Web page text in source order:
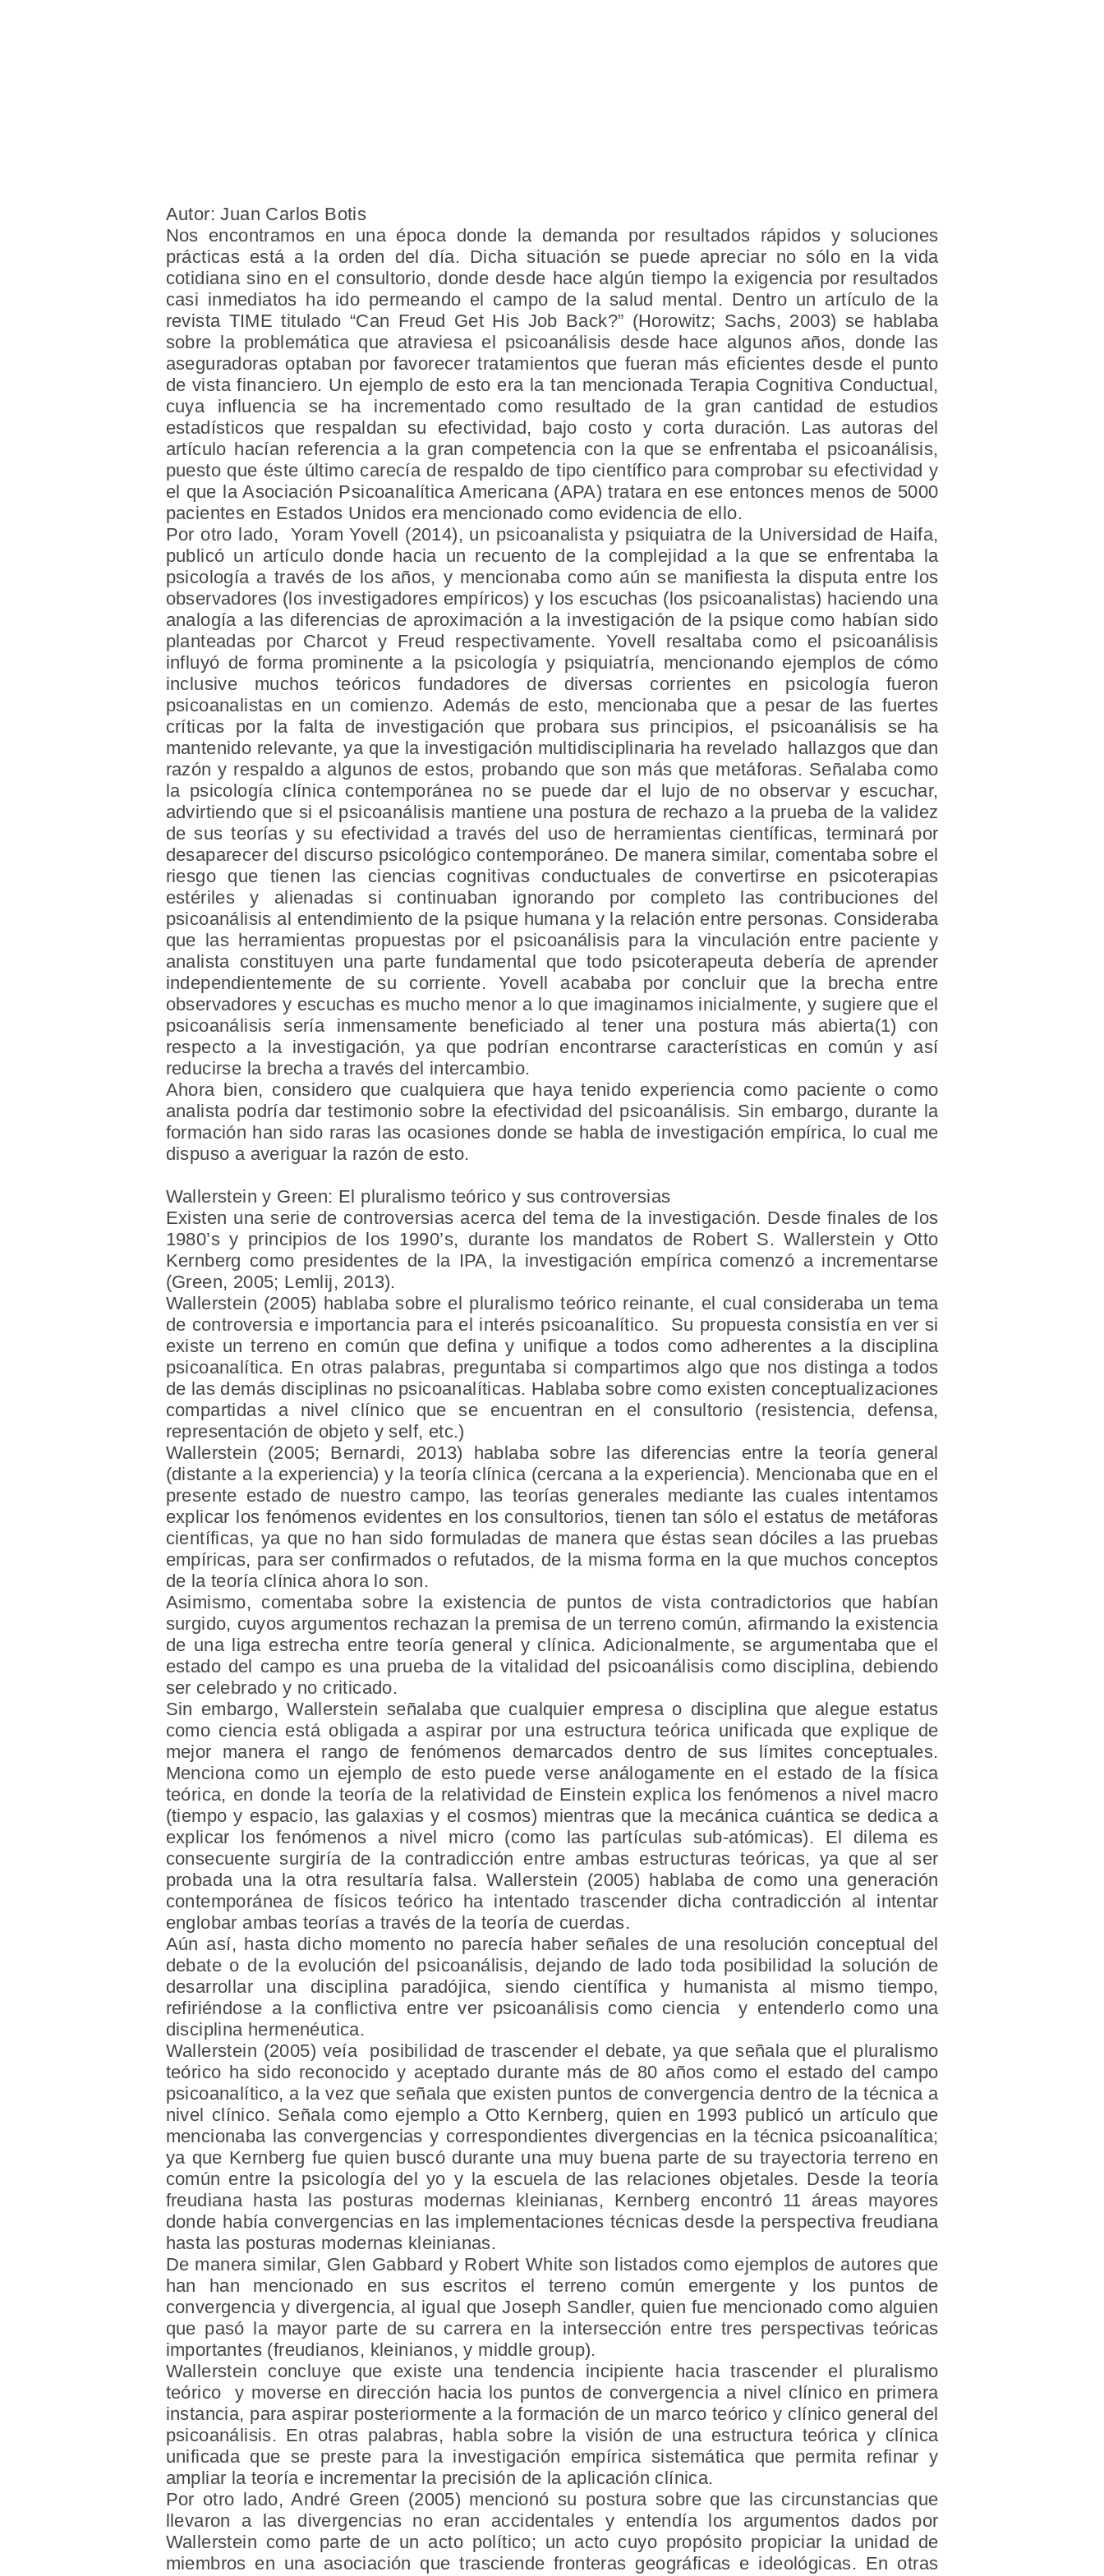
Autor: Juan Carlos Botis
Nos encontramos en una época donde la demanda por resultados rápidos y soluciones
prácticas está a la orden del día. Dicha situación se puede apreciar no sólo en la vida
cotidiana sino en el consultorio, donde desde hace algún tiempo la exigencia por resultados
casi inmediatos ha ido permeando el campo de la salud mental. Dentro un artículo de la
revista TIME titulado “Can Freud Get His Job Back?” (Horowitz; Sachs, 2003) se hablaba
sobre la problemática que atraviesa el psicoanálisis desde hace algunos años, donde las
aseguradoras optaban por favorecer tratamientos que fueran más eficientes desde el punto
de vista financiero. Un ejemplo de esto era la tan mencionada Terapia Cognitiva Conductual,
cuya influencia se ha incrementado como resultado de la gran cantidad de estudios
estadísticos que respaldan su efectividad, bajo costo y corta duración. Las autoras del
artículo hacían referencia a la gran competencia con la que se enfrentaba el psicoanálisis,
puesto que éste último carecía de respaldo de tipo científico para comprobar su efectividad y
el que la Asociación Psicoanalítica Americana (APA) tratara en ese entonces menos de 5000
pacientes en Estados Unidos era mencionado como evidencia de ello.
Por otro lado, Yoram Yovell (2014), un psicoanalista y psiquiatra de la Universidad de Haifa,
publicó un artículo donde hacia un recuento de la complejidad a la que se enfrentaba la
psicología a través de los años, y mencionaba como aún se manifiesta la disputa entre los
observadores (los investigadores empíricos) y los escuchas (los psicoanalistas) haciendo una
analogía a las diferencias de aproximación a la investigación de la psique como habían sido
planteadas por Charcot y Freud respectivamente. Yovell resaltaba como el psicoanálisis
influyó de forma prominente a la psicología y psiquiatría, mencionando ejemplos de cómo
inclusive muchos teóricos fundadores de diversas corrientes en psicología fueron
psicoanalistas en un comienzo. Además de esto, mencionaba que a pesar de las fuertes
críticas por la falta de investigación que probara sus principios, el psicoanálisis se ha
mantenido relevante, ya que la investigación multidisciplinaria ha revelado hallazgos que dan
razón y respaldo a algunos de estos, probando que son más que metáforas. Señalaba como
la psicología clínica contemporánea no se puede dar el lujo de no observar y escuchar,
advirtiendo que si el psicoanálisis mantiene una postura de rechazo a la prueba de la validez
de sus teorías y su efectividad a través del uso de herramientas científicas, terminará por
desaparecer del discurso psicológico contemporáneo. De manera similar, comentaba sobre el
riesgo que tienen las ciencias cognitivas conductuales de convertirse en psicoterapias
estériles y alienadas si continuaban ignorando por completo las contribuciones del
psicoanálisis al entendimiento de la psique humana y la relación entre personas. Consideraba
que las herramientas propuestas por el psicoanálisis para la vinculación entre paciente y
analista constituyen una parte fundamental que todo psicoterapeuta debería de aprender
independientemente de su corriente. Yovell acababa por concluir que la brecha entre
observadores y escuchas es mucho menor a lo que imaginamos inicialmente, y sugiere que el
psicoanálisis sería inmensamente beneficiado al tener una postura más abierta(1) con
respecto a la investigación, ya que podrían encontrarse características en común y así
reducirse la brecha a través del intercambio.
Ahora bien, considero que cualquiera que haya tenido experiencia como paciente o como
analista podría dar testimonio sobre la efectividad del psicoanálisis. Sin embargo, durante la
formación han sido raras las ocasiones donde se habla de investigación empírica, lo cual me
dispuso a averiguar la razón de esto.
Wallerstein y Green: El pluralismo teórico y sus controversias
Existen una serie de controversias acerca del tema de la investigación. Desde finales de los
1980’s y principios de los 1990’s, durante los mandatos de Robert S. Wallerstein y Otto
Kernberg como presidentes de la IPA, la investigación empírica comenzó a incrementarse
(Green, 2005; Lemlij, 2013).
Wallerstein (2005) hablaba sobre el pluralismo teórico reinante, el cual consideraba un tema
de controversia e importancia para el interés psicoanalítico. Su propuesta consistía en ver si
existe un terreno en común que defina y unifique a todos como adherentes a la disciplina
psicoanalítica. En otras palabras, preguntaba si compartimos algo que nos distinga a todos
de las demás disciplinas no psicoanalíticas. Hablaba sobre como existen conceptualizaciones
compartidas a nivel clínico que se encuentran en el consultorio (resistencia, defensa,
representación de objeto y self, etc.)
Wallerstein (2005; Bernardi, 2013) hablaba sobre las diferencias entre la teoría general
(distante a la experiencia) y la teoría clínica (cercana a la experiencia). Mencionaba que en el
presente estado de nuestro campo, las teorías generales mediante las cuales intentamos
explicar los fenómenos evidentes en los consultorios, tienen tan sólo el estatus de metáforas
científicas, ya que no han sido formuladas de manera que éstas sean dóciles a las pruebas
empíricas, para ser confirmados o refutados, de la misma forma en la que muchos conceptos
de la teoría clínica ahora lo son.
Asimismo, comentaba sobre la existencia de puntos de vista contradictorios que habían
surgido, cuyos argumentos rechazan la premisa de un terreno común, afirmando la existencia
de una liga estrecha entre teoría general y clínica. Adicionalmente, se argumentaba que el
estado del campo es una prueba de la vitalidad del psicoanálisis como disciplina, debiendo
ser celebrado y no criticado.
Sin embargo, Wallerstein señalaba que cualquier empresa o disciplina que alegue estatus
como ciencia está obligada a aspirar por una estructura teórica unificada que explique de
mejor manera el rango de fenómenos demarcados dentro de sus límites conceptuales.
Menciona como un ejemplo de esto puede verse análogamente en el estado de la física
teórica, en donde la teoría de la relatividad de Einstein explica los fenómenos a nivel macro
(tiempo y espacio, las galaxias y el cosmos) mientras que la mecánica cuántica se dedica a
explicar los fenómenos a nivel micro (como las partículas sub-atómicas). El dilema es
consecuente surgiría de la contradicción entre ambas estructuras teóricas, ya que al ser
probada una la otra resultaría falsa. Wallerstein (2005) hablaba de como una generación
contemporánea de físicos teórico ha intentado trascender dicha contradicción al intentar
englobar ambas teorías a través de la teoría de cuerdas.
Aún así, hasta dicho momento no parecía haber señales de una resolución conceptual del
debate o de la evolución del psicoanálisis, dejando de lado toda posibilidad la solución de
desarrollar una disciplina paradójica, siendo científica y humanista al mismo tiempo,
refiriéndose a la conflictiva entre ver psicoanálisis como ciencia y entenderlo como una
disciplina hermenéutica.
Wallerstein (2005) veía posibilidad de trascender el debate, ya que señala que el pluralismo
teórico ha sido reconocido y aceptado durante más de 80 años como el estado del campo
psicoanalítico, a la vez que señala que existen puntos de convergencia dentro de la técnica a
nivel clínico. Señala como ejemplo a Otto Kernberg, quien en 1993 publicó un artículo que
mencionaba las convergencias y correspondientes divergencias en la técnica psicoanalítica;
ya que Kernberg fue quien buscó durante una muy buena parte de su trayectoria terreno en
común entre la psicología del yo y la escuela de las relaciones objetales. Desde la teoría
freudiana hasta las posturas modernas kleinianas, Kernberg encontró 11 áreas mayores
donde había convergencias en las implementaciones técnicas desde la perspectiva freudiana
hasta las posturas modernas kleinianas.
De manera similar, Glen Gabbard y Robert White son listados como ejemplos de autores que
han han mencionado en sus escritos el terreno común emergente y los puntos de
convergencia y divergencia, al igual que Joseph Sandler, quien fue mencionado como alguien
que pasó la mayor parte de su carrera en la intersección entre tres perspectivas teóricas
importantes (freudianos, kleinianos, y middle group).
Wallerstein concluye que existe una tendencia incipiente hacia trascender el pluralismo
teórico y moverse en dirección hacia los puntos de convergencia a nivel clínico en primera
instancia, para aspirar posteriormente a la formación de un marco teórico y clínico general del
psicoanálisis. En otras palabras, habla sobre la visión de una estructura teórica y clínica
unificada que se preste para la investigación empírica sistemática que permita refinar y
ampliar la teoría e incrementar la precisión de la aplicación clínica.
Por otro lado, André Green (2005) mencionó su postura sobre que las circunstancias que
llevaron a las divergencias no eran accidentales y entendía los argumentos dados por
Wallerstein como parte de un acto político; un acto cuyo propósito propiciar la unidad de
miembros en una asociación que trasciende fronteras geográficas e ideológicas. En otras